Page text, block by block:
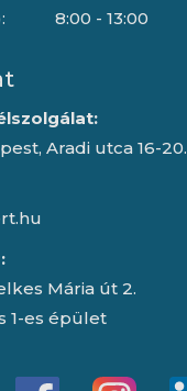
8:00 - 13:00
Aradi utca 16-20.
Mária út 2.
1-es épület